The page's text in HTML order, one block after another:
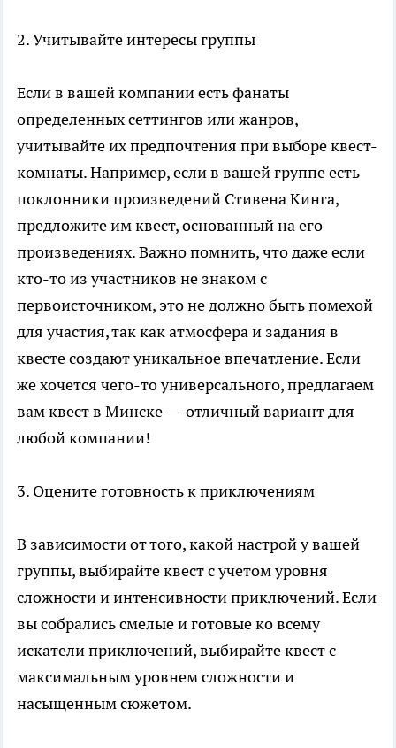
2. Учитывайте интересы группы
Если в вашей компании есть фанаты
определенных сеттингов или жанров,
учитывайте их предпочтения при выборе квест-
комнаты. Например, если в вашей группе есть
поклонники произведений Стивена Кинга,
предложите им квест, основанный на его
произведениях. Важно помнить, что даже если
кто-то из участников не знаком с
первоисточником, это не должно быть помехой
для участия, так как атмосфера и задания в
квесте создают уникальное впечатление. Если
же хочется чего-то универсального, предлагаем
вамквеств Минске — отличный вариант для
любой компании!
3. Оцените готовность к приключениям
В зависимости от того, какой настрой у вашей
группы, выбирайте квест с учетом уровня
сложности и интенсивности приключений. Если
вы собрались смелые и готовые ко всему
искатели приключений, выбирайте квест с
максимальным уровнем сложности и
насыщенным сюжетом.